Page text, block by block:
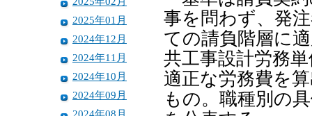
2025年01月
2024年12月
2024年11月
2024年10月
2024年09月
2024年08月
事を問わず、発
ての請負階層に
共工事設計労務
適正な労務費を
もの。職種別の